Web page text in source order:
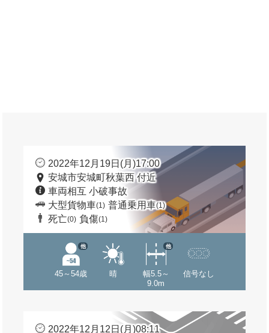
2022年12月19日(月)17:00
安城市安城町秋葉西 付近
車両相互 小破事故
大型貨物車(1) 普通乗用車(1)
死亡(0) 負傷(1)
45～54歳
他
晴
幅5.5～
9.0m
他
信号なし
2022年12月12日(月)08:11